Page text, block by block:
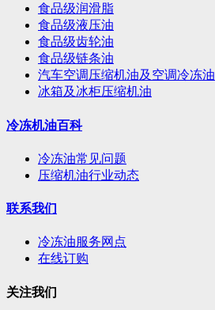
食品级润滑脂
食品级液压油
食品级齿轮油
食品级链条油
汽车空调压缩机油及空调冷冻油
冰箱及冰柜压缩机油
冷冻机油百科
冷冻油常见问题
压缩机油行业动态
联系我们
冷冻油服务网点
在线订购
关注我们